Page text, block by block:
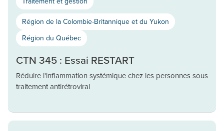
Région de la Colombie-Britannique et du Yukon
Région du Québec
CTN 345 : Essai RESTART
Réduire l'inflammation systémique chez les personnes sous
traitement antirétroviral